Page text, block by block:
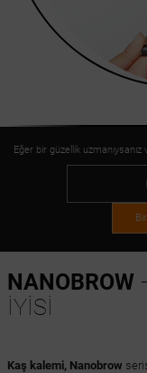
Eğer bir güzellik
NANOBROW
İYİSİ
Kaş kalemi, Nanobrow